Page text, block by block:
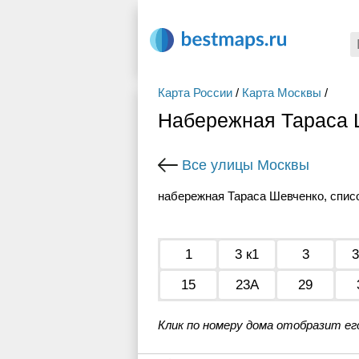
Карта России / Карта Москвы /
Набережная Тараса
Все улицы Москвы
набережная Тараса Шевченко,
1 3 к1 3
15
23А 29
Клик по номеру дома отобразит